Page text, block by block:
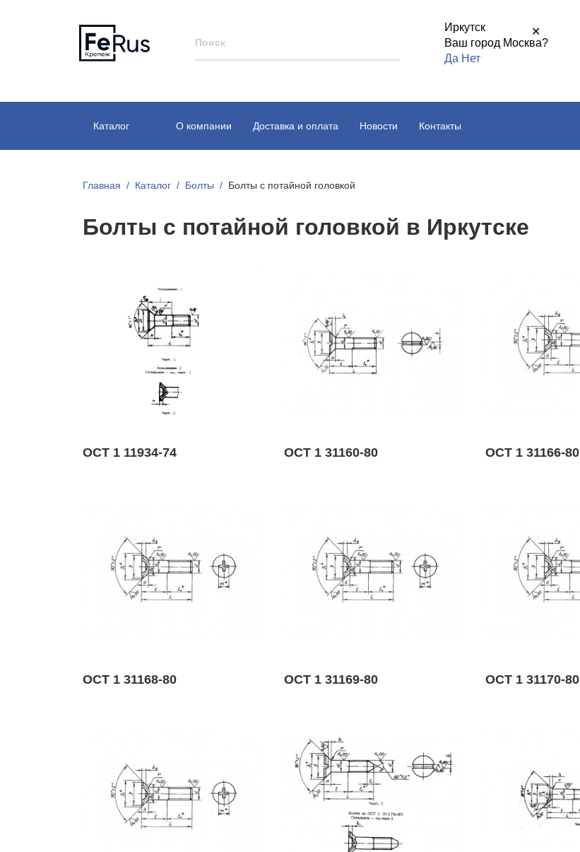
Иркутск
✕
Ваш город Москва?
Да Нет
Каталог О компании Доставка и оплата Новости Контакты
Главная Каталог Болты Болты с потайной головкой
Болты с потайной головкой в Иркутске
ОСТ 1 11934-74 ОСТ 1 31160-80 ОСТ 1 31166-80
ОСТ 1 31168-80 ОСТ 1 31169-80 ОСТ 1 31170-80